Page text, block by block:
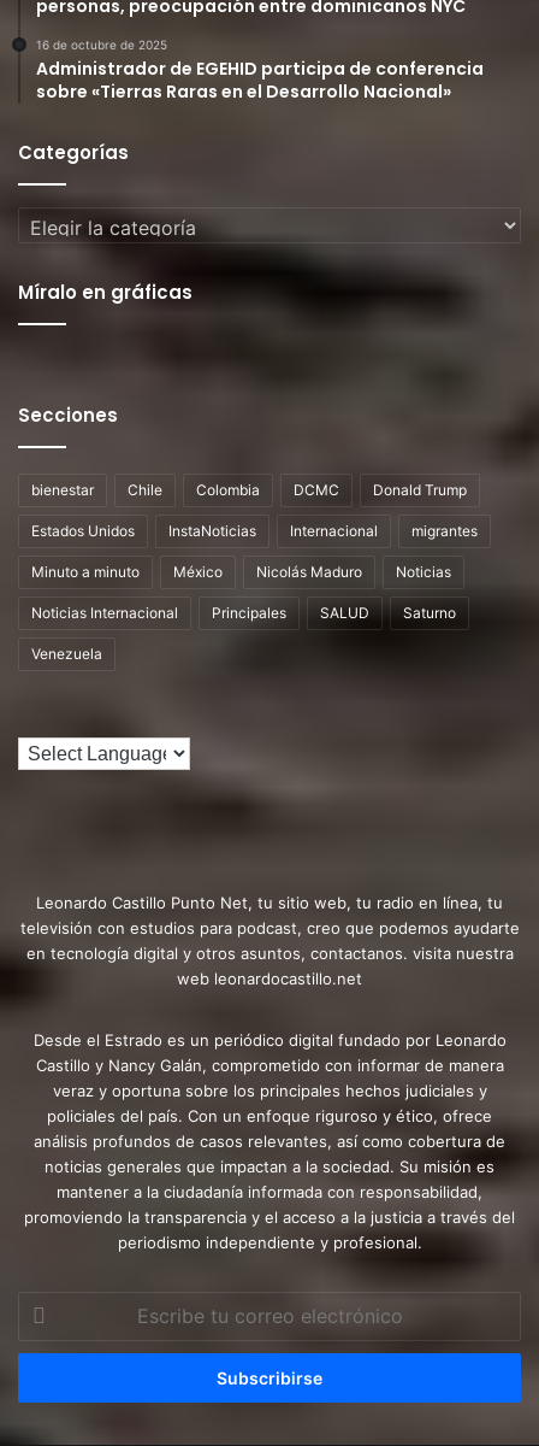
personas, preocupación entre dominicanos NYC
16 de octubre de 2025
Administrador de EGEHID participa de conferencia
sobre «Tierras Raras en el Desarrollo Nacional»
Categorías
Categorías
Míralo en gráficas
Secciones
bienestar Chile Colombia DCMC Donald Trump
Estados Unidos InstaNoticias Internacional migrantes
Minuto a minuto México Nicolás Maduro Noticias
Noticias Internacional Principales SALUD Saturno
Venezuela
Leonardo Castillo Punto Net, tu sitio web, tu radio en línea, tu
televisión con estudios para podcast, creo que podemos ayudarte
en tecnología digital y otros asuntos, contactanos. visita nuestra
web leonardocastillo.net
Desde el Estrado es un periódico digital fundado por Leonardo
Castillo y Nancy Galán, comprometido con informar de manera
veraz y oportuna sobre los principales hechos judiciales y
policiales del país. Con un enfoque riguroso y ético, ofrece
análisis profundos de casos relevantes, así como cobertura de
noticias generales que impactan a la sociedad. Su misión es
mantener a la ciudadanía informada con responsabilidad,
promoviendo la transparencia y el acceso a la justicia a través del
periodismo independiente y profesional.
correo